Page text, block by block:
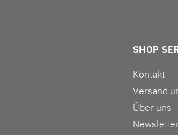
SHOP
Kontakt
Versand
Über uns